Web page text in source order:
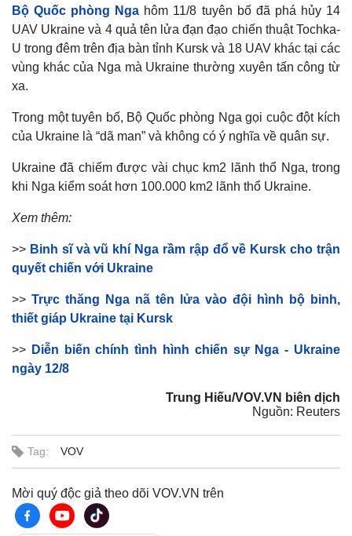
Thế giới
Quan sát
Hồ sơ
Multimedia
Video
E-Magazine
Infographic
Bộ Quốc phòng Nga hôm 11/8 tuyên bố đã phá hủy 14
UAV Ukraine và 4 quả tên lửa đạn đạo chiến thuật Tochka-
U trong đêm trên địa bàn tỉnh Kursk và 18 UAV khác tại các
vùng khác của Nga mà Ukraine thường xuyên tấn công từ
xa.
Trong một tuyên bố, Bộ Quốc phòng Nga gọi cuộc đột kích
của Ukraine là “dã man” và không có ý nghĩa về quân sự.
Ukraine đã chiếm được vài chục km2 lãnh thổ Nga, trong
khi Nga kiểm soát hơn 100.000 km2 lãnh thổ Ukraine.
Xem thêm:
>> Binh sĩ và vũ khí Nga rầm rập đổ về Kursk cho trận
quyết chiến với Ukraine
>> Trực thăng Nga nã tên lửa vào đội hình bộ binh,
thiết giáp Ukraine tại Kursk
>> Diễn biến chính tình hình chiến sự Nga - Ukraine
ngày 12/8
Trung Hiếu/VOV.VN biên dịch
Nguồn: Reuters
Tag: VOV
Mời quý độc giả theo dõi VOV.VN trên